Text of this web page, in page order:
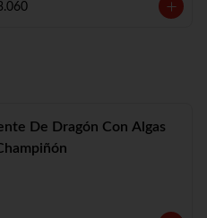
De Dragón Con Algas